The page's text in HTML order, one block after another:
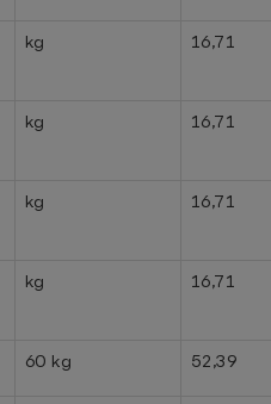
kg 16,71
kg 16,71
kg 16,71
kg 16,71
60 kg 52,39